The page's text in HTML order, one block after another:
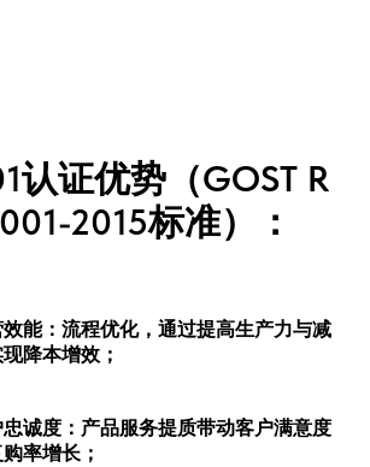
认证优势（GOST R
2015标准）：
能：流程优化，通过提高生产力与减
降本增效；
诚度：产品服务提质带动客户满意度
率增长；